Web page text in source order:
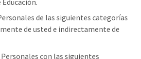
de las siguientes categorías
de usted e indirectamente de
con las siguientes